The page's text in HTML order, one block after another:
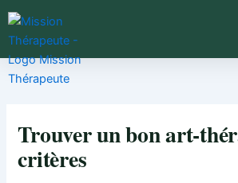
Aller
au
contenu
Trouver un bon art-
critères